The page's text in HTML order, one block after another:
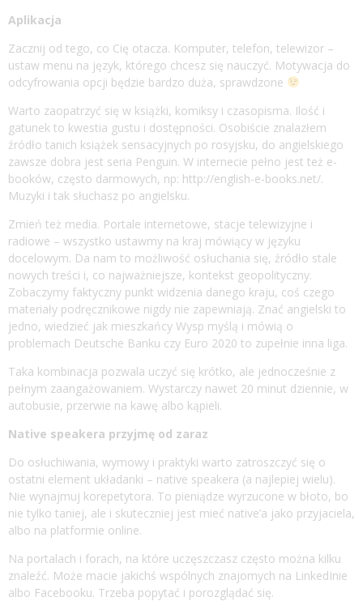
Aplikacja
Zacznij od tego, co Cię otacza. Komputer, telefon, telewizor –
ustaw menu na język, którego chcesz się nauczyć. Motywacja do
odcyfrowania opcji będzie bardzo duża, sprawdzone
Warto zaopatrzyć się w książki, komiksy i czasopisma. Ilość i
gatunek to kwestia gustu i dostępności. Osobiście znalazłem
źródło tanich książek sensacyjnych po rosyjsku, do angielskiego
zawsze dobra jest seria Penguin. W internecie pełno jest też e-
booków, często darmowych, np: http://english-e-books.net/.
Muzyki i tak słuchasz po angielsku.
Zmień też media. Portale internetowe, stacje telewizyjne i
radiowe – wszystko ustawmy na kraj mówiący w języku
docelowym. Da nam to możliwość osłuchania się, źródło stale
nowych treści i, co najważniejsze, kontekst geopolityczny.
Zobaczymy faktyczny punkt widzenia danego kraju, coś czego
materiały podręcznikowe nigdy nie zapewniają. Znać angielski to
jedno, wiedzieć jak mieszkańcy Wysp myślą i mówią o
problemach Deutsche Banku czy Euro 2020 to zupełnie inna liga.
Taka kombinacja pozwala uczyć się krótko, ale jednocześnie z
pełnym zaangażowaniem. Wystarczy nawet 20 minut dziennie, w
autobusie, przerwie na kawę albo kąpieli.
Native speakera przyjmę od zaraz
Do osłuchiwania, wymowy i praktyki warto zatroszczyć się o
ostatni element układanki – native speakera (a najlepiej wielu).
Nie wynajmuj korepetytora. To pieniądze wyrzucone w błoto, bo
nie tylko taniej, ale i skuteczniej jest mieć native’a jako przyjaciela,
albo na platformie online.
Na portalach i forach, na które uczęszczasz często można kilku
znaleźć. Może macie jakichś wspólnych znajomych na LinkedInie
albo Facebooku. Trzeba popytać i porozglądać się.